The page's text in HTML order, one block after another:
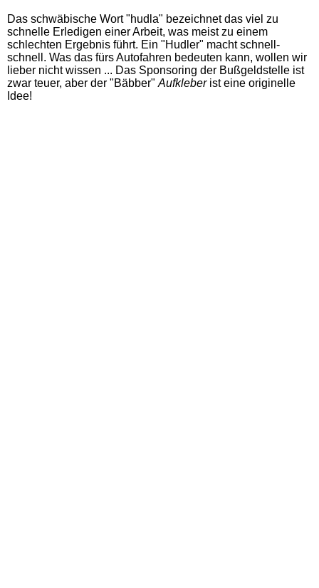
Das schwäbische Wort "hudla" bezeichnet das viel zu
schnelle Erledigen einer Arbeit, was meist zu einem
schlechten Ergebnis führt. Ein "Hudler" macht schnell-
schnell. Was das fürs Autofahren bedeuten kann, wollen wir
lieber nicht wissen ... Das Sponsoring der Bußgeldstelle ist
zwar teuer, aber der "Bäbber" Aufkleberist eine originelle
Idee!